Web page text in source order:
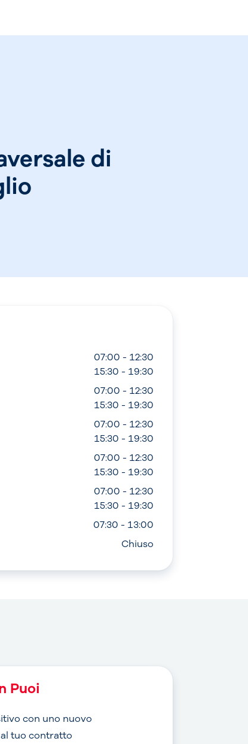
di
07:00 - 12:30
15:30 - 19:30
07:00 - 12:30
15:30 - 19:30
07:00 - 12:30
15:30 - 19:30
07:00 - 12:30
15:30 - 19:30
07:00 - 12:30
15:30 - 19:30
07:30 - 13:00
Chiuso
Puoi
con uno nuovo
tuo contratto